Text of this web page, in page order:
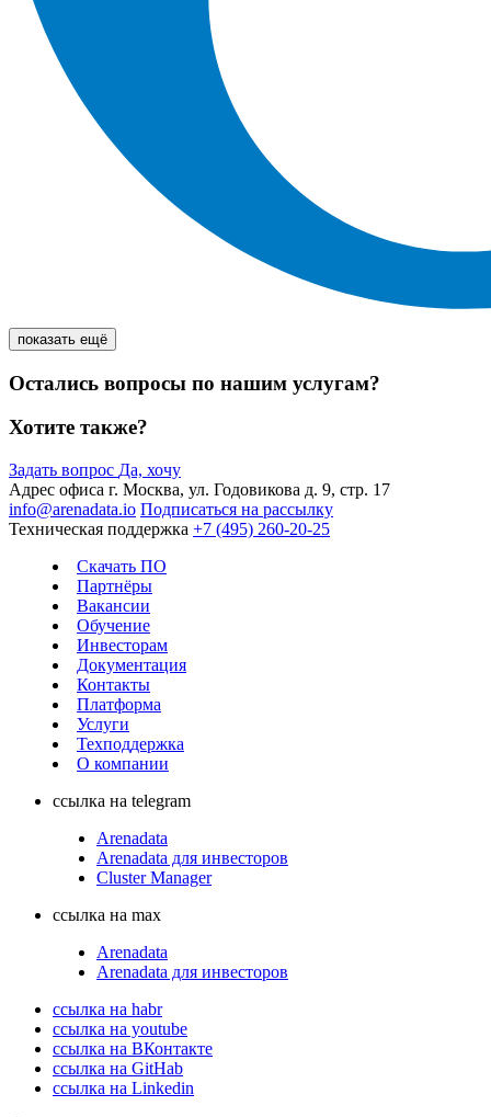
показать ещё
Остались вопросы по нашим услугам?
Хотите также?
Задать вопрос Да, хочу
Адрес офиса г. Москва, ул. Годовикова д. 9, стр. 17
info@arenadata.io Подписаться на рассылку
Техническая поддержка +7 (495) 260-20-25
Скачать ПО
Партнёры
Вакансии
Обучение
Инвесторам
Документация
Контакты
Платформа
Услуги
Техподдержка
О компании
ссылка на telegram
Arenadata
Arenadata для инвесторов
Cluster Manager
ссылка на max
Arenadata
Arenadata для инвесторов
ссылка на habr
ссылка на youtube
ссылка на ВКонтакте
ссылка на GitHab
ссылка на Linkedin